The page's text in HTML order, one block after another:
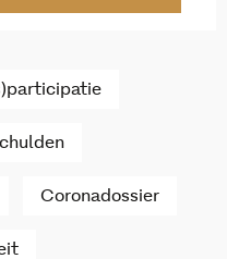
Coronadossier